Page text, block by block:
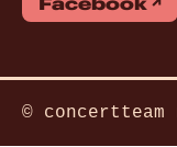
© concertteam